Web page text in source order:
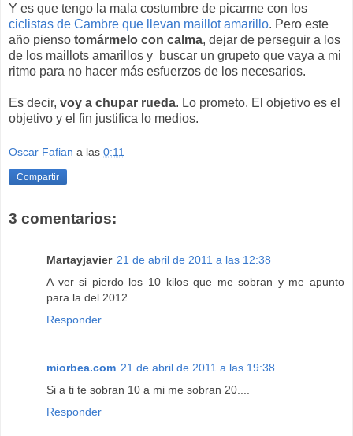
Y es que tengo la mala costumbre de picarme con los
ciclistas de Cambre que llevan maillot amarillo. Pero este
año pienso tomármelo con calma, dejar de perseguir a los
de los maillots amarillos y buscar un grupeto que vaya a mi
ritmo para no hacer más esfuerzos de los necesarios.
Es decir, voy a chupar rueda. Lo prometo. El objetivo es el
objetivo y el fin justifica lo medios.
Oscar Fafian a las 0:11
Compartir
3 comentarios:
Martayjavier 21 de abril de 2011 a las 12:38
A ver si pierdo los 10 kilos que me sobran y me apunto
para la del 2012
Responder
miorbea.com 21 de abril de 2011 a las 19:38
Si a ti te sobran 10 a mi me sobran 20....
Responder